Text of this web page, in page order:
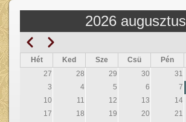
2026 augusztus
Oldalszámozás
Előző Következő
Hét Ked Sze Csü Pén
27
28 29 30 31
3
4 5 6 7
10
11 12 13 14
17
18 19 20 21